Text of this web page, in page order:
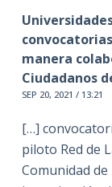
manera
Ciudadanos
SEP 20, 2021 / 13:21
[…]
piloto Red de
Comunidad